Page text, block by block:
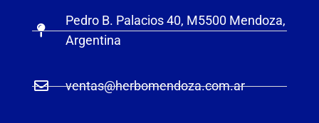
Pedro B. Palacios 40, M5500 Mendoza,
Argentina
ventas@herbomendoza.com.ar